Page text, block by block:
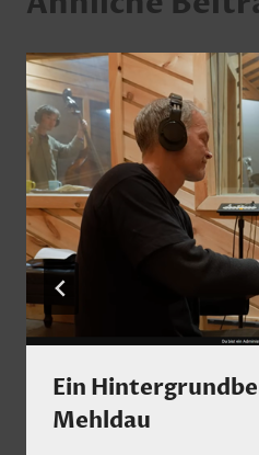
Ein
Mehldau